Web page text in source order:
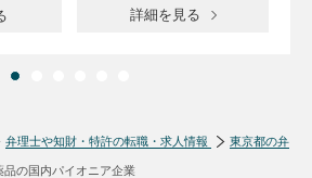
詳細を見る
弁理士や知財・特許の転職・求人情報 東京都の弁
品の国内パイオニア企業